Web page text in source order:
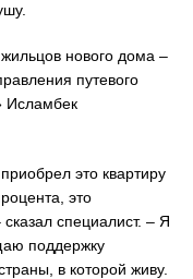
нового дома –
путевого
Исламбек
это квартиру
это
специалист. – Я
поддержку
в которой живу.